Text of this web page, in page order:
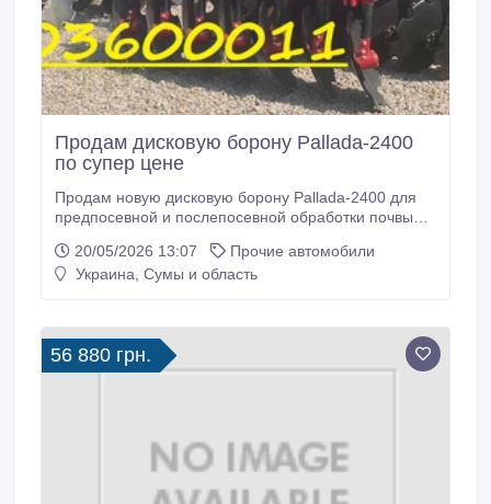
Продам дисковую борону Pallada-2400
по супер цене
Продам новую дисковую борону Pallada-2400 для
предпосевной и послепосевной обработки почвы
установлен на индивидуальной стойке, имеет
наклон относительно вертикальной оси. Может
20/05/2026 13:07
Прочие автомобили
Украина, Сумы и область
56 880 грн.